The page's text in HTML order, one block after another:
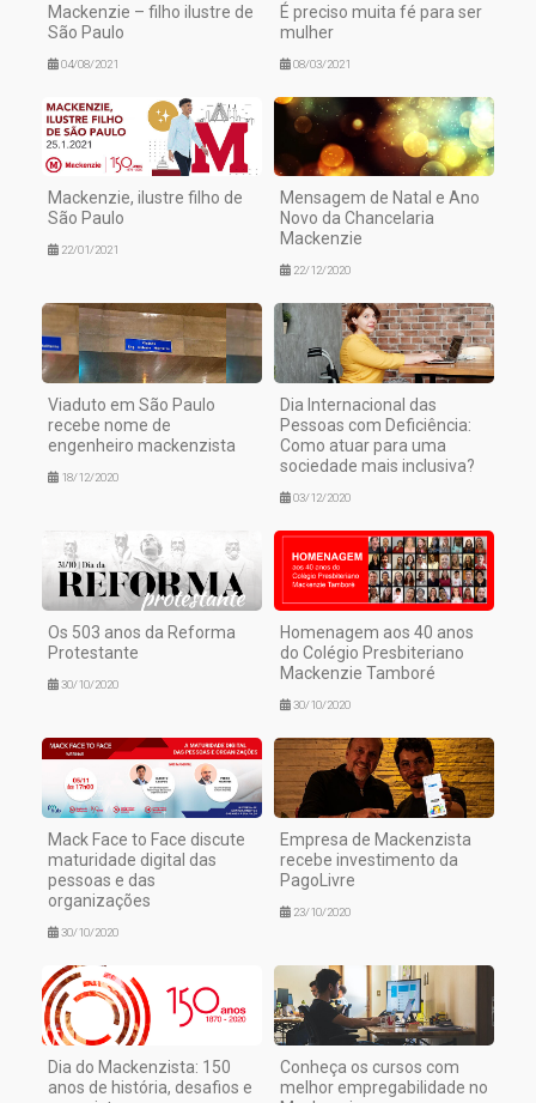
Mackenzie – filho ilustre de
São Paulo
04/08/2021
É preciso muita fé para ser
mulher
08/03/2021
Mackenzie, ilustre filho de
São Paulo
22/01/2021
Mensagem de Natal e Ano
Novo da Chancelaria
Mackenzie
22/12/2020
Viaduto em São Paulo
recebe nome de
engenheiro mackenzista
18/12/2020
Dia Internacional das
Pessoas com Deficiência:
Como atuar para uma
sociedade mais inclusiva?
03/12/2020
Os 503 anos da Reforma
Protestante
30/10/2020
Homenagem aos 40 anos
do Colégio Presbiteriano
Mackenzie Tamboré
30/10/2020
Mack Face to Face discute
maturidade digital das
pessoas e das
organizações
30/10/2020
Empresa de Mackenzista
recebe investimento da
PagoLivre
23/10/2020
Dia do Mackenzista: 150
anos de história, desafios e
Conheça os cursos com
melhor empregabilidade no